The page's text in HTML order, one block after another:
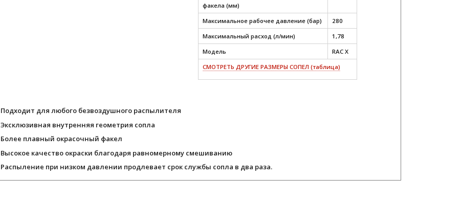
факела (мм)
Максимальное рабочее давление (бар)
280
Максимальный расход (л/мин)
1,78
Модель
RAC X
СМОТРЕТЬ ДРУГИЕ РАЗМЕРЫ СОПЕЛ (таблица)
Подходит для любого безвоздушного распылителя
Эксклюзивная внутренняя геометрия сопла
Более плавный окрасочный факел
Высокое качество окраски благодаря равномерному смешиванию
Распыление при низком давлении продлевает срок службы сопла в два раза.